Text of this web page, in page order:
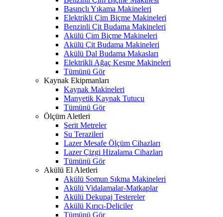
Basınçlı Yıkama Makineleri
Elektrikli Çim Biçme Makineleri
Benzinli Çit Budama Makineleri
Akülü Çim Biçme Makineleri
Akülü Çit Budama Makineleri
Akülü Dal Budama Makasları
Elektrikli Ağaç Kesme Makineleri
Tümünü Gör
Kaynak Ekipmanları
Kaynak Makineleri
Manyetik Kaynak Tutucu
Tümünü Gör
Ölçüm Aletleri
Şerit Metreler
Su Terazileri
Lazer Mesafe Ölçüm Cihazları
Lazer Çizgi Hizalama Cihazları
Tümünü Gör
Akülü El Aletleri
Akülü Somun Sıkma Makineleri
Akülü Vidalamalar-Matkaplar
Akülü Dekupaj Testereler
Akülü Kırıcı-Deliciler
Tümünü Gör